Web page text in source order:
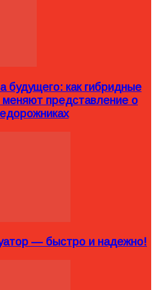
будущего: как гибридные
меняют представление о
— быстро и надежно!